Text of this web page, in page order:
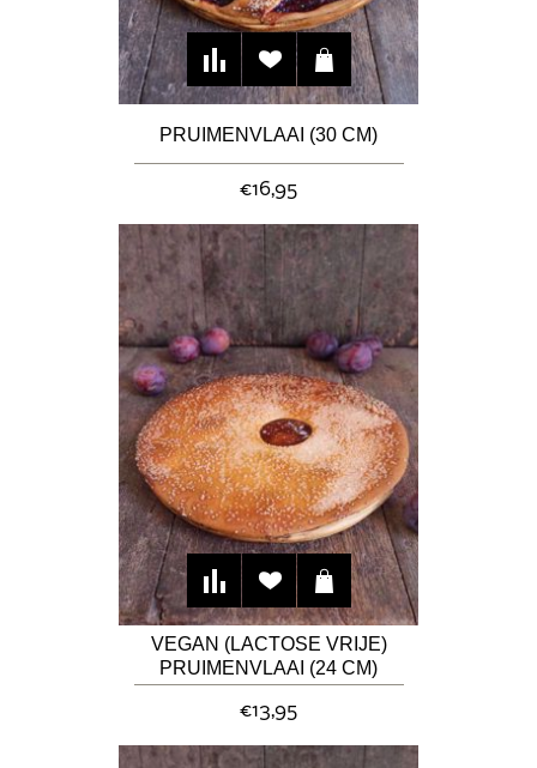
PRUIMENVLAAI (30 CM)
€16,95
VEGAN (LACTOSE VRIJE)
PRUIMENVLAAI (24 CM)
€13,95